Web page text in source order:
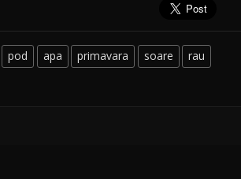
pod apa primavara soare
rau